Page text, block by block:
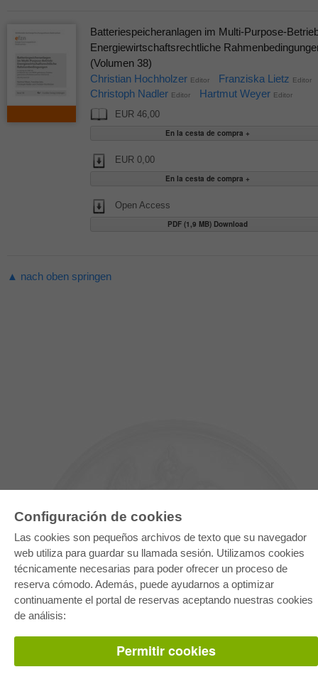
Configuración de cookies
Las cookies son pequeños archivos de texto que su navegador
web utiliza para guardar su llamada sesión. Utilizamos cookies
técnicamente necesarias para poder ofrecer un proceso de
reserva cómodo. Además, puede ayudarnos a optimizar
continuamente el portal de reservas aceptando nuestras cookies
de análisis:
Permitir cookies
Batteriespeicheranlagen im Multi-Purpose-
Energiewirtschaftsrechtliche
(Volumen 38)
Christian Hochholzer Editor Franziska Lietz Editor
Christoph Nadler Editor Hartmut Weyer Editor
EUR 46,00
EUR 0,00
Open Access
PDF (1,9 MB) Download
▲ nach oben springen
E-COLLECTION
Paquete entero
Paquete de especialidades
Facilitación de E-Books
Preguntas mas frequentes(FAQ)